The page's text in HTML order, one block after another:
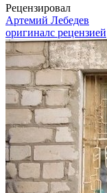
Рецензировал
Артемий Лебедев
оригиналс рецензией